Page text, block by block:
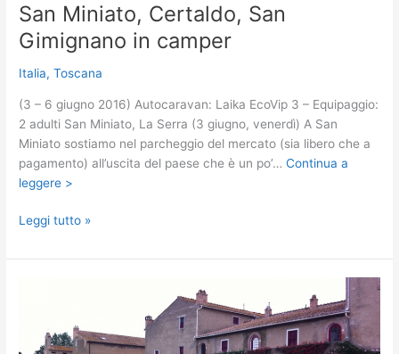
San Miniato, Certaldo, San
Gimignano in camper
Italia,Toscana
(3 – 6 giugno 2016) Autocaravan: Laika EcoVip 3 – Equipaggio:
2 adulti San Miniato, La Serra (3 giugno, venerdì) A San
Miniato sostiamo nel parcheggio del mercato (sia libero che a
pagamento) all’uscita del paese che è un po’…Continua a
leggere >
San
Certaldo,
camper
Leggi tutto »